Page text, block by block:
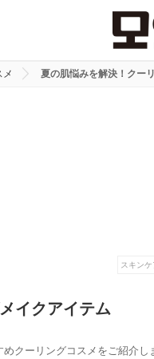
メ 夏の肌悩みを解決！クー
スキンケ
イクアイテム
クーリングコスメをご紹介し